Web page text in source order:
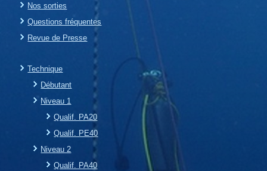
Nos sorties
Questions fréquentes
Revue de Presse
Technique
Débutant
Niveau 1
Qualif. PA20
Qualif. PE40
Niveau 2
Qualif. PA40